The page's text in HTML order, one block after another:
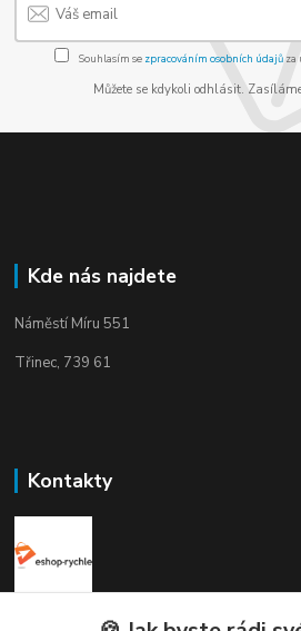
Souhlasím se zpracováním osobních údajůza
Můžete se kdykoli odhlásit.
Kde nás najdete
Náměstí Míru 551
Třinec, 739 61
Kontakty